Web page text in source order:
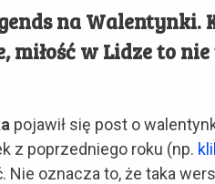
na Walentynki.
miłość w Lidze to
pojawił się post o
z poprzedniego roku (np.
Nie oznacza to, że taka